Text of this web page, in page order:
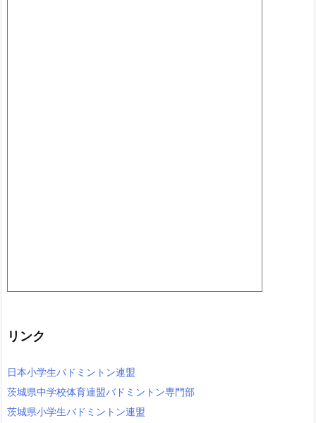
リンク
日本小学生バドミントン連盟
茨城県中学校体育連盟バドミントン専門部
茨城県小学生バドミントン連盟